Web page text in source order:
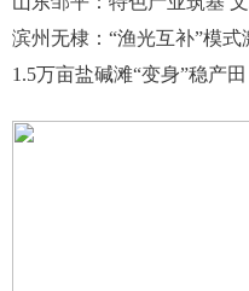
滨州无棣：“渔光互补”模
1.5万亩盐碱滩“变身”稳产田